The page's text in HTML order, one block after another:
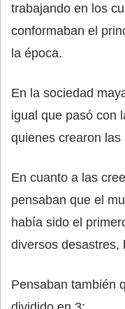
trabajando en los
conformaban el
la época.
En la sociedad
igual que pasó con
quienes crearon las
En cuanto a las
pensaban que el
había sido el
diversos desastres,
Pensaban también